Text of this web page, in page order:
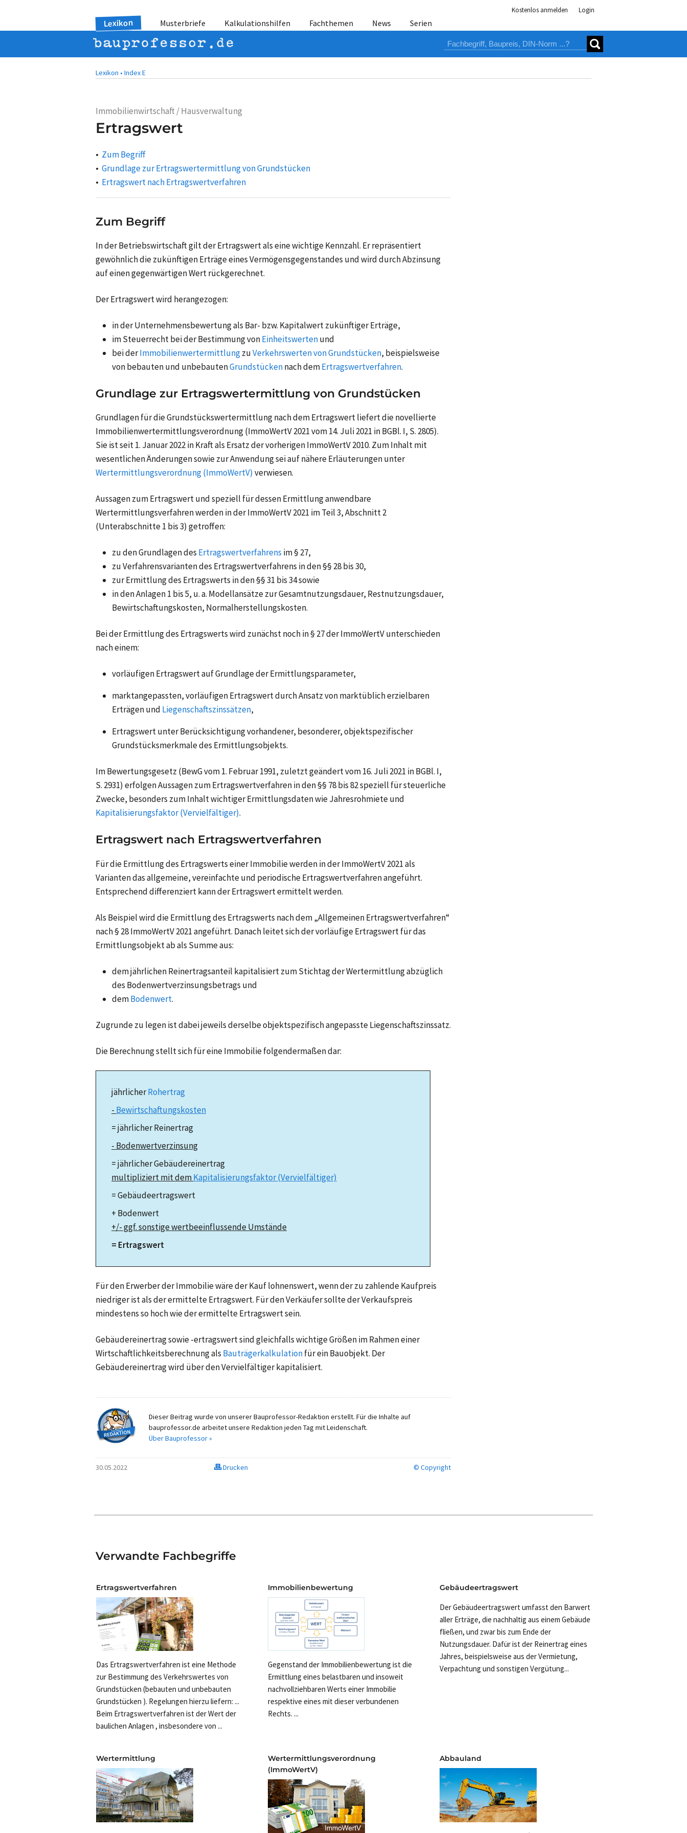
Kostenlos anmelden Login
Lexikon Musterbriefe Kalkulationshilfen Fachthemen News Serien
Lexikon • Index E
Immobilienwirtschaft / Hausverwaltung
Ertragswert
Zum Begriff
Grundlage zur Ertragswertermittlung von Grundstücken
Ertragswert nach Ertragswertverfahren
Zum Begriff
In der Betriebswirtschaft gilt der Ertragswert als eine wichtige Kennzahl. Er repräsentiert
gewöhnlich die zukünftigen Erträge eines Vermögensgegenstandes und wird durch Abzinsung
auf einen gegenwärtigen Wert rückgerechnet.
Der Ertragswert wird herangezogen:
in der Unternehmensbewertung als Bar- bzw. Kapitalwert zukünftiger Erträge,
im Steuerrecht bei der Bestimmung vonEinheitswertenund
bei derImmobilienwertermittlungzuVerkehrswerten von Grundstücken, beispielsweise
von bebauten und unbebautenGrundstückennach demErtragswertverfahren.
Grundlage zur Ertragswertermittlung von Grundstücken
Grundlagen für die Grundstückswertermittlung nach dem Ertragswert liefert die novellierte
Immobilienwertermittlungsverordnung (ImmoWertV 2021 vom 14. Juli 2021 in BGBl. I, S. 2805).
Sie ist seit 1. Januar 2022 in Kraft als Ersatz der vorherigen ImmoWertV 2010. Zum Inhalt mit
wesentlichen Änderungen sowie zur Anwendung sei auf nähere Erläuterungen unter
Wertermittlungsverordnung (ImmoWertV) verwiesen.
Aussagen zum Ertragswert und speziell für dessen Ermittlung anwendbare
Wertermittlungsverfahren werden in der ImmoWertV 2021 im Teil 3, Abschnitt 2
(Unterabschnitte 1 bis 3) getroffen:
zu den Grundlagen des Ertragswertverfahrens im § 27,
zu Verfahrensvarianten des Ertragswertverfahrens in den §§ 28 bis 30,
zur Ermittlung des Ertragswerts in den §§ 31 bis 34 sowie
in den Anlagen 1 bis 5, u. a. Modellansätze zur Gesamtnutzungsdauer, Restnutzungsdauer,
Bewirtschaftungskosten, Normalherstellungskosten.
Bei der Ermittlung des Ertragswerts wird zunächst noch in § 27 der ImmoWertV unterschieden
nach einem:
vorläufigen Ertragswert auf Grundlage der Ermittlungsparameter,
marktangepassten, vorläufigen Ertragswert durch Ansatz von marktüblich erzielbaren
Erträgen und Liegenschaftszinssätzen,
Ertragswert unter Berücksichtigung vorhandener, besonderer, objektspezifischer
Grundstücksmerkmale des Ermittlungsobjekts.
Im Bewertungsgesetz (BewG vom 1. Februar 1991, zuletzt geändert vom 16. Juli 2021 in BGBl. I,
S. 2931) erfolgen Aussagen zum Ertragswertverfahren in den §§ 78 bis 82 speziell für steuerliche
Zwecke, besonders zum Inhalt wichtiger Ermittlungsdaten wie Jahresrohmiete und
Kapitalisierungsfaktor (Vervielfältiger).
Ertragswert nach Ertragswertverfahren
Für die Ermittlung des Ertragswerts einer Immobilie werden in der ImmoWertV 2021 als
Varianten das allgemeine, vereinfachte und periodische Ertragswertverfahren angeführt.
Entsprechend differenziert kann der Ertragswert ermittelt werden.
Als Beispiel wird die Ermittlung des Ertragswerts nach dem „Allgemeinen Ertragswertverfahren“
nach § 28 ImmoWertV 2021 angeführt. Danach leitet sich der vorläufige Ertragswert für das
Ermittlungsobjekt ab als Summe aus:
dem jährlichen Reinertragsanteil kapitalisiert zum Stichtag der Wertermittlung abzüglich
des Bodenwertverzinsungsbetrags und
demBodenwert.
Zugrunde zu legen ist dabei jeweils derselbe objektspezifisch angepasste Liegenschaftszinssatz.
Die Berechnung stellt sich für eine Immobilie folgendermaßen dar:
jährlicherRohertrag
- Bewirtschaftungskosten
= jährlicher Reinertrag
- Bodenwertverzinsung
= jährlicher Gebäudereinertrag
multipliziert mit demKapitalisierungsfaktor (Vervielfältiger)
= Gebäudeertragswert
+ Bodenwert
+/- ggf. sonstige wertbeeinflussende Umstände
= Ertragswert
Für den Erwerber der Immobilie wäre der Kauf lohnenswert, wenn der zu zahlende Kaufpreis
niedriger ist als der ermittelte Ertragswert. Für den Verkäufer sollte der Verkaufspreis
mindestens so hoch wie der ermittelte Ertragswert sein.
Gebäudereinertrag sowie -ertragswert sind gleichfalls wichtige Größen im Rahmen einer
Wirtschaftlichkeitsberechnung als Bauträgerkalkulationfür ein Bauobjekt. Der
Gebäudereinertrag wird über den Vervielfältiger kapitalisiert.
Dieser Beitrag wurde von unserer Bauprofessor-Redaktion erstellt. Für die Inhalte auf
bauprofessor.de arbeitet unsere Redaktion jeden Tag mit Leidenschaft.
Über Bauprofessor »
30.05.2022 Drucken © Copyright
Verwandte Fachbegriffe
Ertragswertverfahren
Das Ertragswertverfahren ist eine Methode
zur Bestimmung des Verkehrswertes von
Grundstücken (bebauten und unbebauten
Grundstücken ). Regelungen hierzu liefern: ...
Beim Ertragswertverfahren ist der Wert der
baulichen Anlagen , insbesondere von ...
Immobilienbewertung
Gegenstand der Immobilienbewertung ist die
Ermittlung eines belastbaren und insoweit
nachvollziehbaren Werts einer Immobilie
respektive eines mit dieser verbundenen
Rechts. ...
Gebäudeertragswert
Der Gebäudeertragswert umfasst den Barwert
aller Erträge, die nachhaltig aus einem Gebäude
fließen, und zwar bis zum Ende der
Nutzungsdauer. Dafür ist der Reinertrag eines
Jahres, beispielsweise aus der Vermietung,
Verpachtung und sonstigen Vergütung...
Wertermittlung
Wertermittlungsverordnung
(ImmoWertV)
Abbauland